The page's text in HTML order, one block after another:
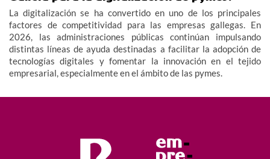
La digitalización se ha convertido en uno de los principales
factores de competitividad para las empresas gallegas. En
2026, las administraciones públicas continúan impulsando
distintas líneas de ayuda destinadas a facilitar la adopción de
tecnologías digitales y fomentar la innovación en el tejido
empresarial, especialmente en el ámbito de las pymes.